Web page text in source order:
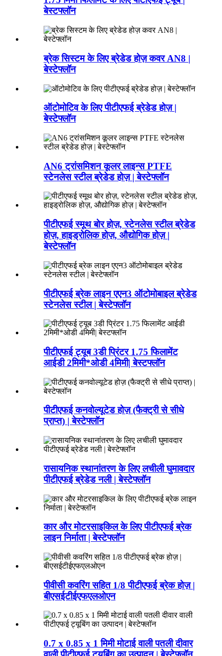
बेस्टफ्लॉन
ब्रेक सिस्टम के लिए ब्रेडेड होज़ कवर AN8 |
बेस्टेफ्लॉन
ऑटोमोटिव के लिए पीटीएफई ब्रेडेड होज़ |
बेस्टेफ्लॉन
AN6 ट्रांसमिशन कूलर लाइन्स PTFE
स्टेनलेस स्टील ब्रेडेड होज़ | बेस्टेफ्लॉन
पीटीएफई स्मूथ बोर होज़, स्टेनलेस स्टील ब्रेडेड
होज़, हाइड्रोलिक होज़, औद्योगिक होज़ |
बेस्टेफ्लॉन
पीटीएफई ब्रेक लाइन एएन3 ऑटोमोबाइल ब्रेडेड
स्टेनलेस स्टील | बेस्टेफ्लॉन
पीटीएफई ट्यूब 3डी प्रिंटर 1.75 फिलामेंट
आईडी 2मिमी*ओडी 4मिमी| बेस्टफ्लॉन
पीटीएफई कनवोल्यूटेड होज़ (फैक्ट्री से सीधे
प्राप्त) | बेस्टेफ्लॉन
रासायनिक स्थानांतरण के लिए लचीली घुमावदार
पीटीएफई ब्रेडेड नली | बेस्टेफ्लॉन
कार और मोटरसाइकिल के लिए पीटीएफई ब्रेक
लाइन निर्माता | बेस्टेफ्लॉन
पीवीसी कवरिंग सहित 1/8 पीटीएफई ब्रेक होज़ |
बीएसईटीईएफएलओएन
0.7 x 0.85 x 1 मिमी मोटाई वाली पतली दीवार